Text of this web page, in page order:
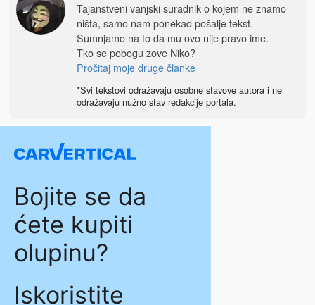
Tajanstveni vanjski suradnik o kojem ne znamo
ništa, samo nam ponekad pošalje tekst.
Sumnjamo na to da mu ovo nije pravo ime.
Tko se pobogu zove Niko?
Pročitaj moje druge članke
*Svi tekstovi odražavaju osobne stavove autora i ne
odražavaju nužno stav redakcije portala.